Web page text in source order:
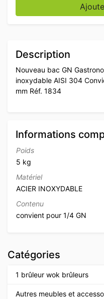
quantité de Acier
Description
Nouveau bac GN
inoxydable AISI 304
mm Réf. 1834
Informations
Poids
5 kg
Matériel
ACIER INOXYDABLE
Contenu
convient pour 1/4 GN
Catégories
1 brûleur wok brûleurs
Autres meubles et